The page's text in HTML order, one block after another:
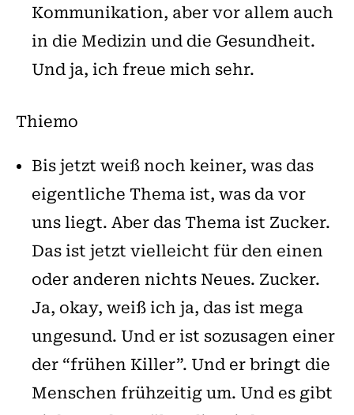
Kommunikation, aber vor allem auch
in die Medizin und die Gesundheit.
Und ja, ich freue mich sehr.
Thiemo
Bis jetzt weiß noch keiner, was das
eigentliche Thema ist, was da vor
uns liegt. Aber das Thema ist Zucker.
Das ist jetzt vielleicht für den einen
oder anderen nichts Neues. Zucker.
Ja, okay, weiß ich ja, das ist mega
ungesund. Und er ist sozusagen einer
der “frühen Killer”. Und er bringt die
Menschen frühzeitig um. Und es gibt